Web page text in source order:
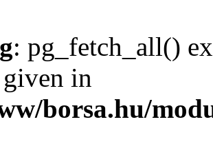
: pg_fetch_all()
in
borsa.hu/